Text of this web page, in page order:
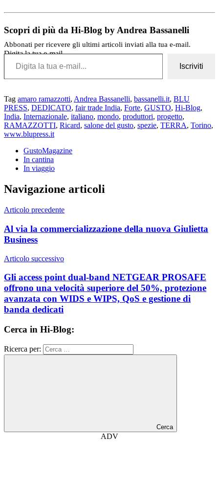
Scopri di più da Hi-Blog by Andrea Bassanelli
Abbonati per ricevere gli ultimi articoli inviati alla tua e-mail.
Digita la tua e-mail...
Iscriviti
Tag amaro ramazzotti, Andrea Bassanelli, bassanelli.it, BLU
PRESS, DEDICATO, fair trade India, Forte, GUSTO, Hi-Blog,
India, Internazionale, italiano, mondo, produttori, progetto,
RAMAZZOTTI, Ricard, salone del gusto, spezie, TERRA, Torino,
www.blupress.it
GustoMagazine
In cantina
In viaggio
Navigazione articoli
Articolo precedente
Al via la commercializzazione della nuova Giulietta
Business
Articolo successivo
Gli access point dual-band NETGEAR PROSAFE
offrono una velocità superiore del 50%, protezione
avanzata con WIDS e WIPS, QoS e gestione di
banda dedicati
Cerca in Hi-Blog:
Ricerca per:
Cerca
ADV